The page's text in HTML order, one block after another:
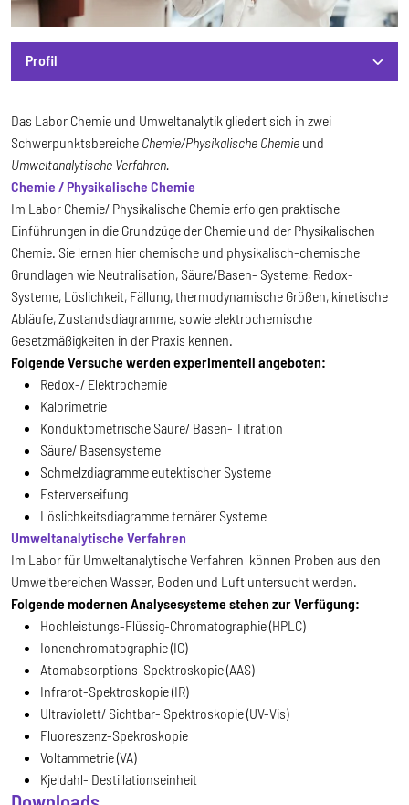
Profil
Profil
Das Labor Chemie und Umweltanalytik gliedert sich in zwei
Schwerpunktsbereiche Chemie/Physikalische Chemie und
Umweltanalytische Verfahren.
Chemie / Physikalische Chemie
Im Labor Chemie/ Physikalische Chemie erfolgen praktische
Einführungen in die Grundzüge der Chemie und der Physikalischen
Chemie. Sie lernen hier chemische und physikalisch-chemische
Grundlagen wie Neutralisation, Säure/Basen- Systeme, Redox-
Systeme, Löslichkeit, Fällung, thermodynamische Größen, kinetische
Abläufe, Zustandsdiagramme, sowie elektrochemische
Gesetzmäßigkeiten in der Praxis kennen.
Folgende Versuche werden experimentell angeboten:
Redox-/ Elektrochemie
Kalorimetrie
Konduktometrische Säure/ Basen- Titration
Säure/ Basensysteme
Schmelzdiagramme eutektischer Systeme
Esterverseifung
Löslichkeitsdiagramme ternärer Systeme
Umweltanalytische Verfahren
Im Labor für Umweltanalytische Verfahren können Proben aus den
Umweltbereichen Wasser, Boden und Luft untersucht werden.
Folgende modernen Analysesysteme stehen zur Verfügung:
Hochleistungs-Flüssig-Chromatographie (HPLC)
Ionenchromatographie (IC)
Atomabsorptions-Spektroskopie (AAS)
Infrarot-Spektroskopie (IR)
Ultraviolett/ Sichtbar- Spektroskopie (UV-Vis)
Fluoreszenz-Spekroskopie
Voltammetrie (VA)
Kjeldahl- Destillationseinheit